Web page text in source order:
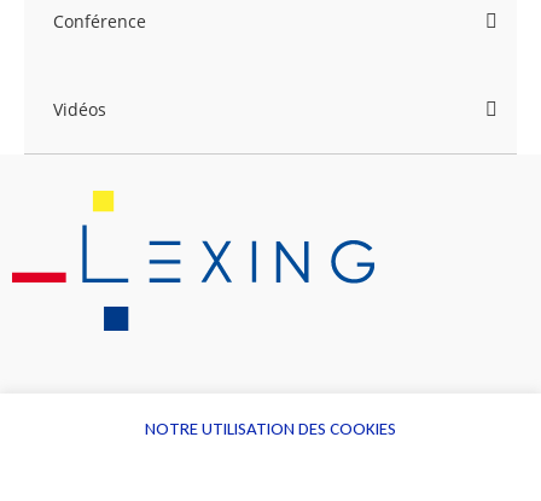
Conférence
Vidéos
NOTRE UTILISATION DES COOKIES